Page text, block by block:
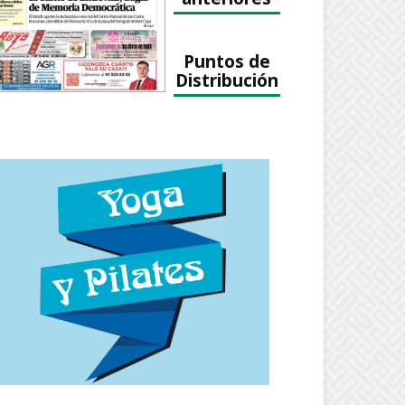
Puntos de
Distribución